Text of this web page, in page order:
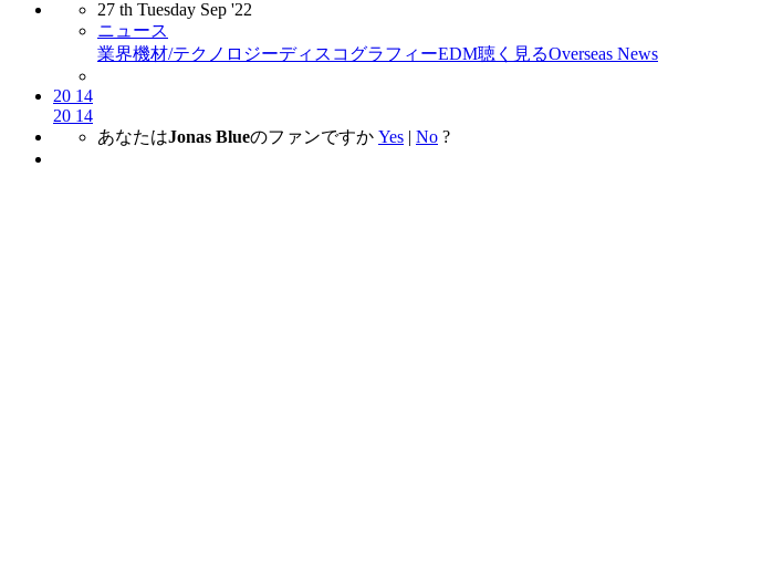
27 th Tuesday Sep '22
ニュース
業界機材/テクノロジーディスコグラフィーEDM聴く 見るOverseas News
20 14
20 14
あなたはJonas Blueのファンですか Yes | No ?